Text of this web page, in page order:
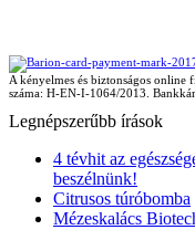
A kényelmes és biztonságos
száma: H-EN-I-1064/2013.
Legnépszerűbb írások
4 tévhit az
beszélnünk!
Citrusos túróbomba
Mézeskalács